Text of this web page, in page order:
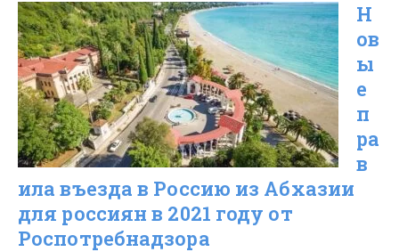
в
Египет
без
прививки
от
коронавируса
в
2021
Н
ов
ы
е
п
ра
в
ила въезда в Россию из Абхазии
для россиян в 2021 году от
Роспотребнадзора